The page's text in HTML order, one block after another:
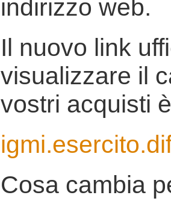
indirizzo web.
Il nuovo link
visualizzare il
vostri acquisti
Cosa cambia